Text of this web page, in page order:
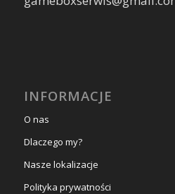
INFORMACJE
O nas
Dlaczego my?
Nasze lokalizacje
Polityka prywatności